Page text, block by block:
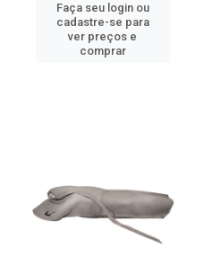
Faça seu login ou
cadastre-se para
ver preços e
comprar